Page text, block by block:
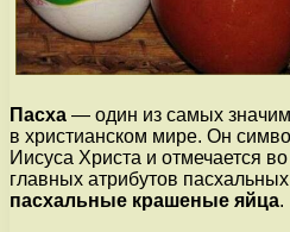
Пасха — один из самых
в христианском мире. Он
Иисуса Христа и отмечается
главных атрибутов
пасхальные крашеные яйца.